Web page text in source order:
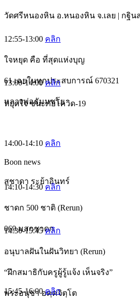
วัดศรีหนองหิน อ.หนองหิน จ.เลย | กฐินส
12:55-13:00 คลิก
ใจหยุด คือ ที่สุดแห่งบุญ
61 เฉยในทุกประสบการณ์ 670321
หลวงพ่อธัมมชโย
13:00-14:00คลิก
หยุดใจ ชนะภัยโควิด-19
14:00-14:10 คลิก
Boon news
สุชาดา ระย้าอินทร์
14:10-14:30คลิก
ชาดก 500 ชาติ (Rerun)
069 มสกชาดก
14:30-15:45คลิก
อนุบาลฝันในฝันวิทยา (Rerun)
“ฝึกสมาธิกับครูผู้รู้แจ้ง เห็นจริง”
พระอนุชา อคฺคจิตฺโต
15:45-16:00คลิก